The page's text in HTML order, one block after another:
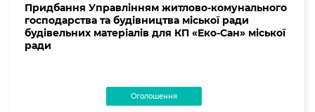
Придбання Управлінням житлово-комунального
господарства та будівництва міської ради
будівельних матеріалів для КП «Еко-Сан» міської
ради
Оголошення